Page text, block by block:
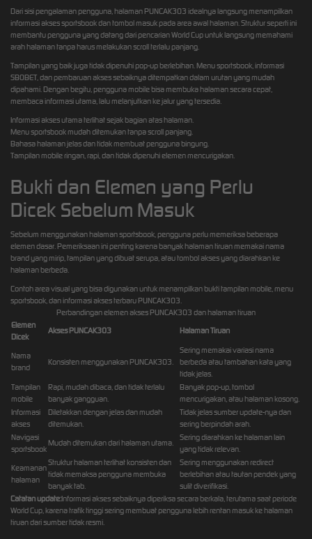
Dari sisi pengalaman pengguna, halaman PUNCAK303 idealnya langsung menampilkan
informasi akses sportsbook dan tombol masuk pada area awal halaman. Struktur seperti ini
membantu pengguna yang datang dari pencarian World Cup untuk langsung memahami
arah halaman tanpa harus melakukan scroll terlalu panjang.
Tampilan yang baik juga tidak dipenuhi pop-up berlebihan. Menu sportsbook, informasi
SBOBET, dan pembaruan akses sebaiknya ditempatkan dalam urutan yang mudah
dipahami. Dengan begitu, pengguna mobile bisa membuka halaman secara cepat,
membaca informasi utama, lalu melanjutkan ke jalur yang tersedia.
Informasi akses utama terlihat sejak bagian atas halaman.
Menu sportsbook mudah ditemukan tanpa scroll panjang.
Bahasa halaman jelas dan tidak membuat pengguna bingung.
Tampilan mobile ringan, rapi, dan tidak dipenuhi elemen mencurigakan.
Bukti dan Elemen yang Perlu
Dicek Sebelum Masuk
Sebelum menggunakan halaman sportsbook, pengguna perlu memeriksa beberapa
elemen dasar. Pemeriksaan ini penting karena banyak halaman tiruan memakai nama
brand yang mirip, tampilan yang dibuat serupa, atau tombol akses yang diarahkan ke
halaman berbeda.
Contoh area visual yang bisa digunakan untuk menampilkan bukti tampilan mobile, menu
sportsbook, dan informasi akses terbaru PUNCAK303.
Perbandingan elemen akses PUNCAK303 dan halaman tiruan
Elemen
Dicek
Akses PUNCAK303 Halaman Tiruan
Nama
brand
Konsisten menggunakan PUNCAK303.
Sering memakai variasi nama
berbeda atau tambahan kata yang
tidak jelas.
Tampilan
mobile
Rapi, mudah dibaca, dan tidak terlalu
banyak gangguan.
Banyak pop-up, tombol
mencurigakan, atau halaman kosong.
Informasi
akses
Diletakkan dengan jelas dan mudah
ditemukan.
Tidak jelas sumber update-nya dan
sering berpindah arah.
Navigasi
sportsbook
Mudah ditemukan dari halaman utama.
Sering diarahkan ke halaman lain
yang tidak relevan.
Keamanan
halaman
Struktur halaman terlihat konsisten dan
tidak memaksa pengguna membuka
banyak tab.
Sering menggunakan redirect
berlebihan atau tautan pendek yang
sulit diverifikasi.
Catatan update:Informasi akses sebaiknya diperiksa secara berkala, terutama saat periode
World Cup, karena trafik tinggi sering membuat pengguna lebih rentan masuk ke halaman
tiruan dari sumber tidak resmi.